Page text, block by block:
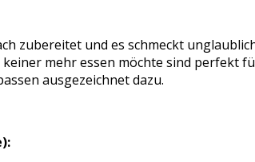
zubereitet und es schmeckt
mehr essen möchte sind perfekt
ausgezeichnet dazu.